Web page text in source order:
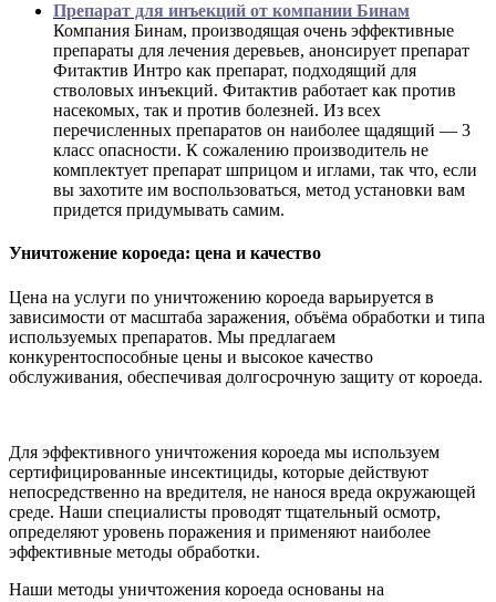
Препарат для инъекций от компании Бинам
Компания Бинам, производящая очень эффективные
препараты для лечения деревьев, анонсирует препарат
Фитактив Интро как препарат, подходящий для
стволовых инъекций. Фитактив работает как против
насекомых, так и против болезней. Из всех
перечисленных препаратов он наиболее щадящий — 3
класс опасности. К сожалению производитель не
комплектует препарат шприцом и иглами, так что, если
вы захотите им воспользоваться, метод установки вам
придется придумывать самим.
Уничтожение короеда: цена и качество
Цена на услуги по уничтожению короеда варьируется в
зависимости от масштаба заражения, объёма обработки и типа
используемых препаратов. Мы предлагаем
конкурентоспособные цены и высокое качество
обслуживания, обеспечивая долгосрочную защиту от короеда.
Для эффективного уничтожения короеда мы используем
сертифицированные инсектициды, которые действуют
непосредственно на вредителя, не нанося вреда окружающей
среде. Наши специалисты проводят тщательный осмотр,
определяют уровень поражения и применяют наиболее
эффективные методы обработки.
Наши методы уничтожения короеда основаны на